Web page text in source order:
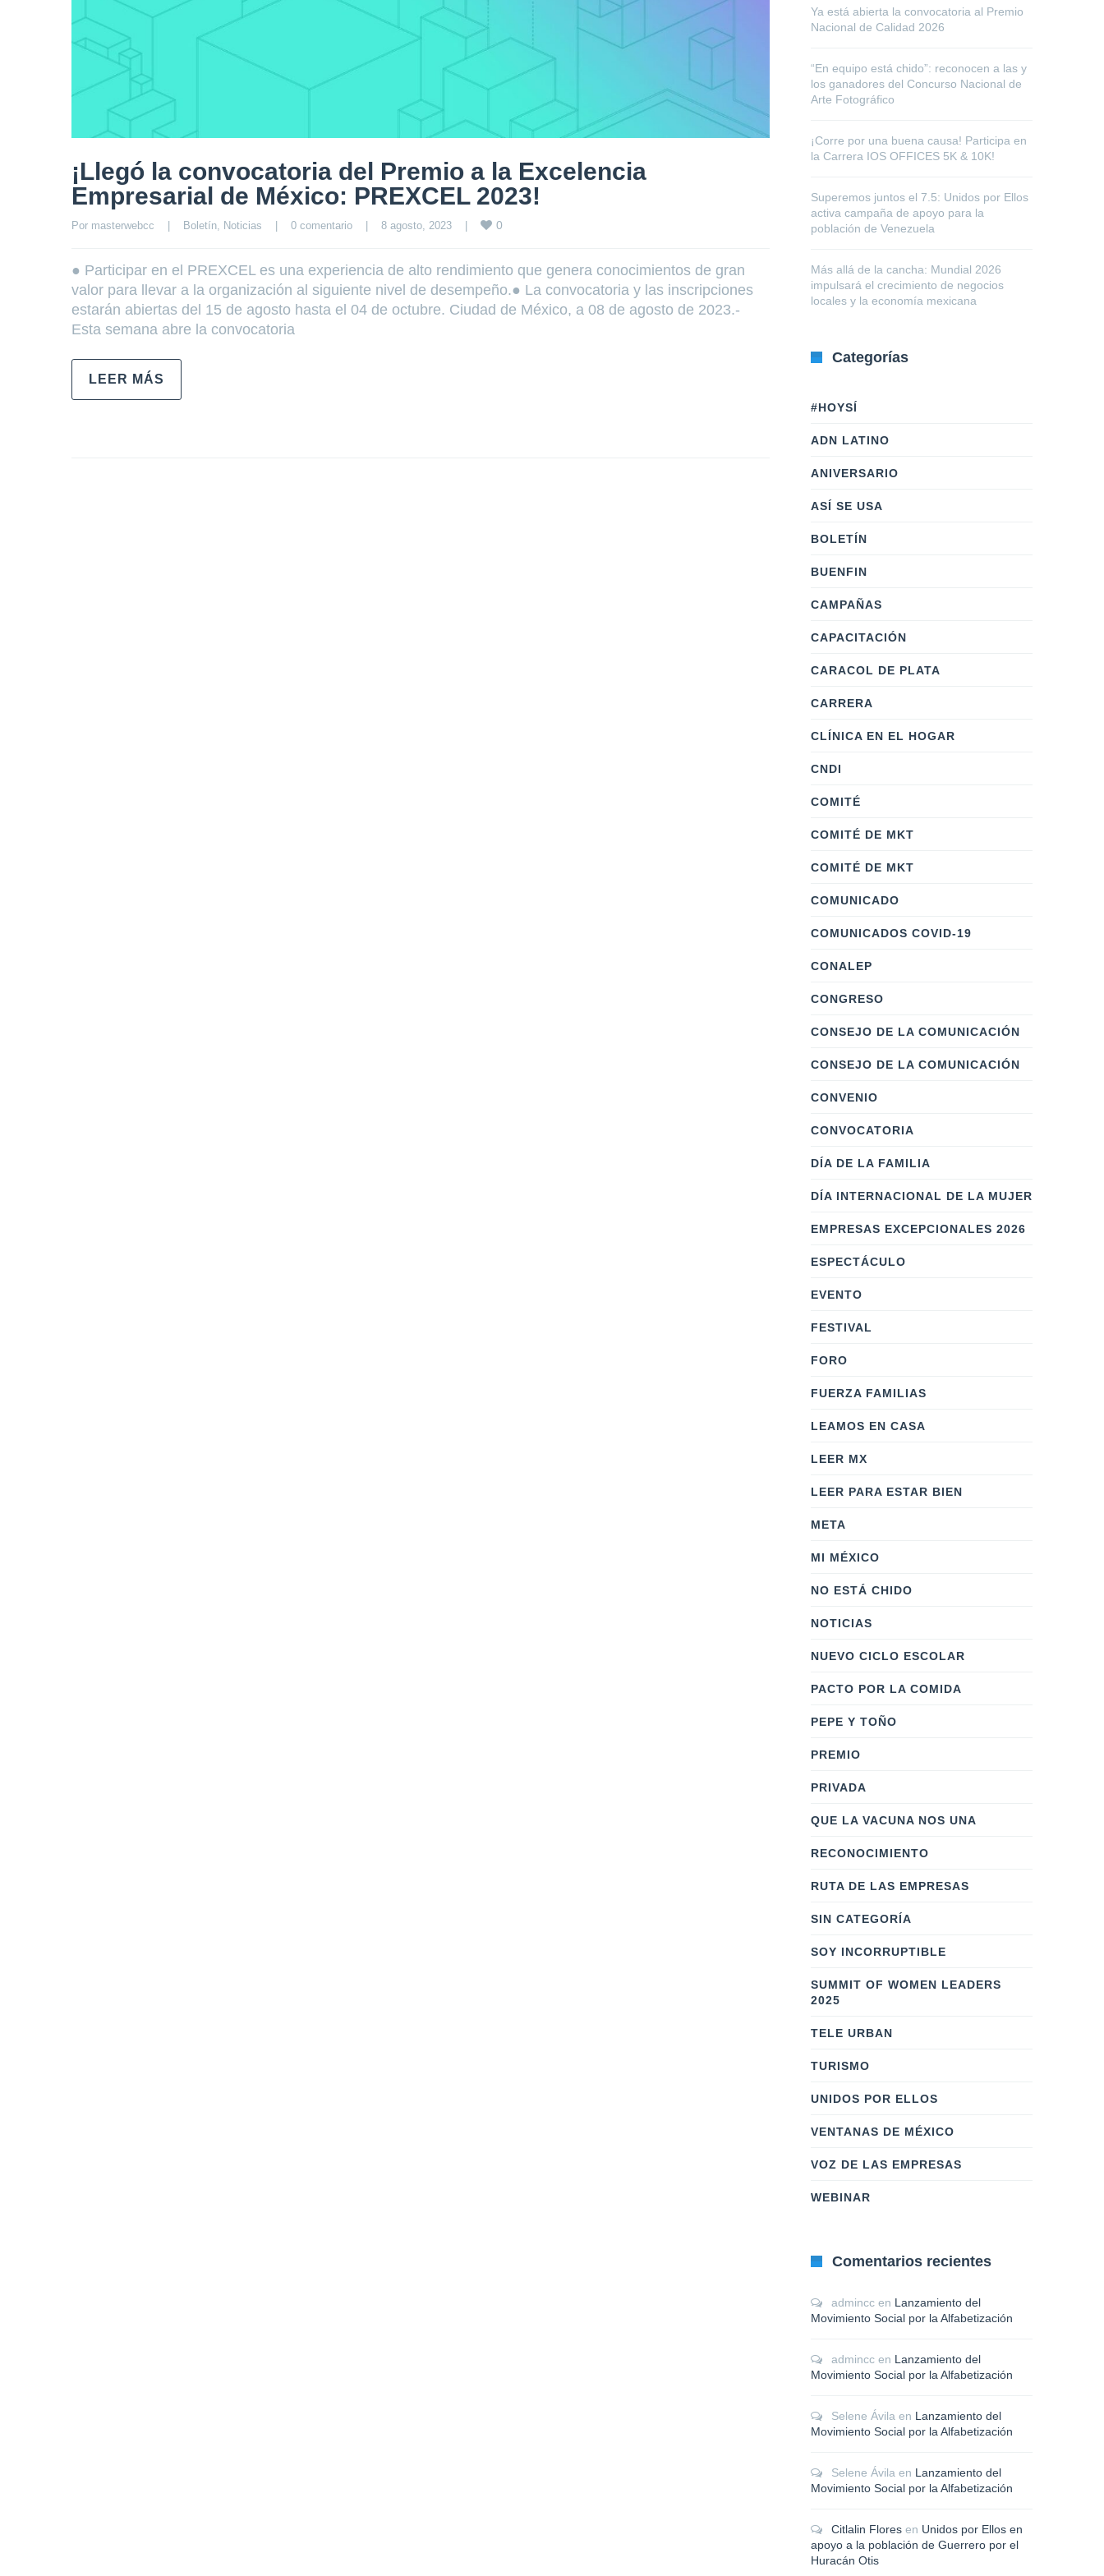
¡Llegó la convocatoria del Premio a la Excelencia
Empresarial de México: PREXCEL 2023!
Por masterwebcc Boletín, Noticias 0 comentario 8 agosto, 2023 0
● Participar en el PREXCEL es una experiencia de alto rendimiento que genera conocimientos de gran
valor para llevar a la organización al siguiente nivel de desempeño.● La convocatoria y las inscripciones
estarán abiertas del 15 de agosto hasta el 04 de octubre. Ciudad de México, a 08 de agosto de 2023.-
Esta semana abre la convocatoria
LEER MÁS
Ya está abierta la convocatoria al Premio
Nacional de Calidad 2026
“En equipo está chido”: reconocen a las y
los ganadores del Concurso Nacional de
Arte Fotográfico
¡Corre por una buena causa! Participa en
la Carrera IOS OFFICES 5K & 10K!
Superemos juntos el 7.5: Unidos por Ellos
activa campaña de apoyo para la
población de Venezuela
Más allá de la cancha: Mundial 2026
impulsará el crecimiento de negocios
locales y la economía mexicana
Categorías
#HOYSÍ
ADN LATINO
ANIVERSARIO
ASÍ SE USA
BOLETÍN
BUENFIN
CAMPAÑAS
CAPACITACIÓN
CARACOL DE PLATA
CARRERA
CLÍNICA EN EL HOGAR
CNDI
COMITÉ
COMITÉ DE MKT
COMITÉ DE MKT
COMUNICADO
COMUNICADOS COVID-19
CONALEP
CONGRESO
CONSEJO DE LA COMUNICACIÓN
CONSEJO DE LA COMUNICACIÓN
CONVENIO
CONVOCATORIA
DÍA DE LA FAMILIA
DÍA INTERNACIONAL DE LA MUJER
EMPRESAS EXCEPCIONALES 2026
ESPECTÁCULO
EVENTO
FESTIVAL
FORO
FUERZA FAMILIAS
LEAMOS EN CASA
LEER MX
LEER PARA ESTAR BIEN
META
MI MÉXICO
NO ESTÁ CHIDO
NOTICIAS
NUEVO CICLO ESCOLAR
PACTO POR LA COMIDA
PEPE Y TOÑO
PREMIO
PRIVADA
QUE LA VACUNA NOS UNA
RECONOCIMIENTO
RUTA DE LAS EMPRESAS
SIN CATEGORÍA
SOY INCORRUPTIBLE
SUMMIT OF WOMEN LEADERS
2025
TELE URBAN
TURISMO
UNIDOS POR ELLOS
VENTANAS DE MÉXICO
VOZ DE LAS EMPRESAS
WEBINAR
Comentarios recientes
admincc en Lanzamiento del
Movimiento Social por la Alfabetización
admincc en Lanzamiento del
Movimiento Social por la Alfabetización
Selene Ávila en Lanzamiento del
Movimiento Social por la Alfabetización
Selene Ávila en Lanzamiento del
Movimiento Social por la Alfabetización
Citlalin Flores en Unidos por Ellos en
apoyo a la población de Guerrero por el
Huracán Otis